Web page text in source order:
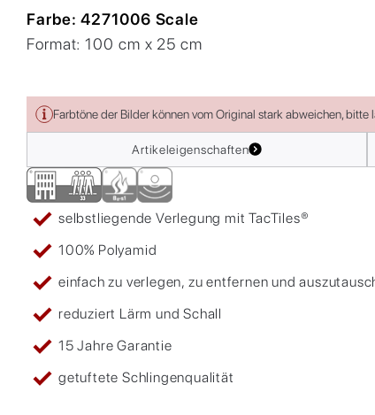
Farbe:4271006 Scale
Format:100 cm x 25 cm
Farbtöne der Bilder können vom Original stark abweichen, bitte
Artikeleigenschaften
selbstliegende Verlegung mit TacTiles®
100% Polyamid
einfach zu verlegen, zu entfernen und
reduziert Lärm und Schall
15 Jahre Garantie
getuftete Schlingenqualität